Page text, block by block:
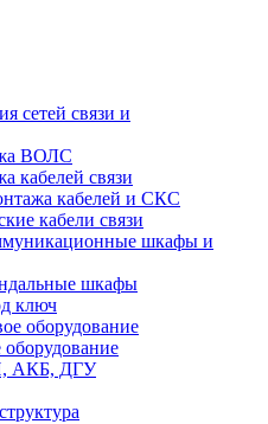
сетей связи и
ВОЛС
кабелей связи
кабелей и СКС
кабели связи
шкафы и
шкафы
ключ
оборудование
оборудование
АКБ, ДГУ